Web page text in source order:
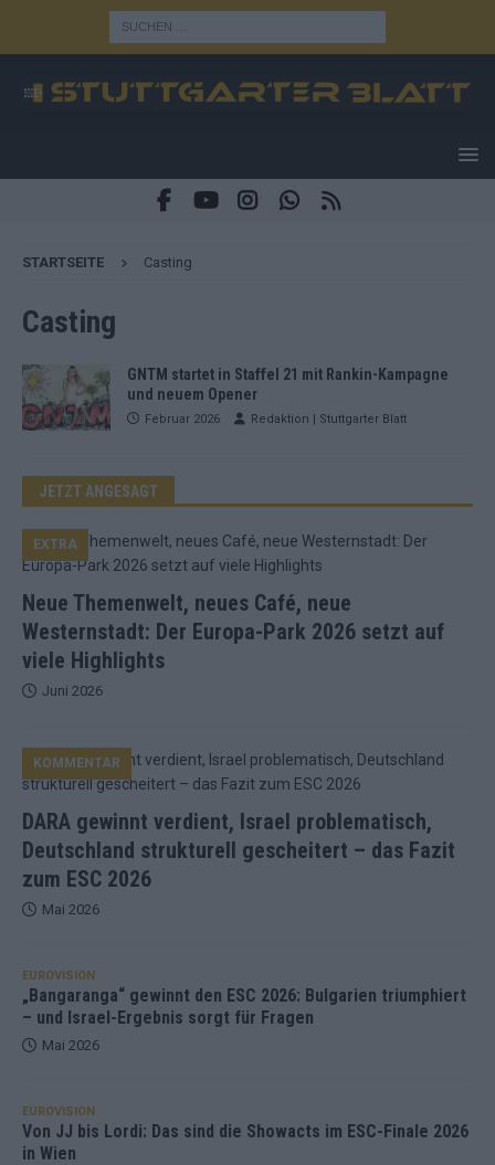
STARTSEITE Casting
Casting
GNTM startet in Staffel 21 mit Rankin-Kampagne
und neuem Opener
Februar 2026 Redaktion | Stuttgarter Blatt
JETZT ANGESAGT
Neue Themenwelt, neues Café, neue
Westernstadt: Der Europa-Park 2026 setzt auf
viele Highlights
EXTRA
Juni 2026
DARA gewinnt verdient, Israel problematisch,
Deutschland strukturell gescheitert – das Fazit
zum ESC 2026
KOMMENTAR
Mai 2026
EUROVISION
„Bangaranga“ gewinnt den ESC 2026: Bulgarien triumphiert
– und Israel-Ergebnis sorgt für Fragen
Mai 2026
EUROVISION
Von JJ bis Lordi: Das sind die Showacts im ESC-Finale 2026
in Wien